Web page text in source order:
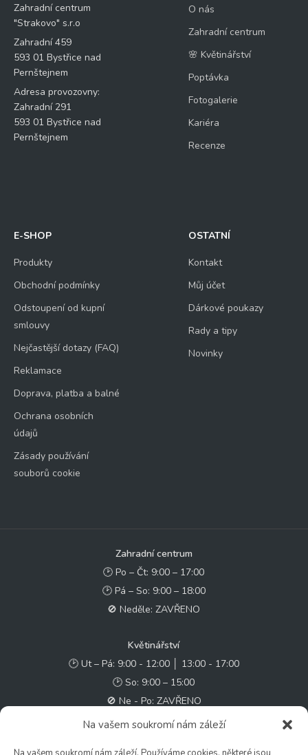
Na vašem soukromí nám záleží
Zahradní centrum
"Strakovo" s.r.o
Zahradní 459
593 01 Bystřice nad
Pernštejnem
Adresa provozovny:
Zahradní 291
593 01 Bystřice nad
Pernštejnem
O nás
Zahradní centrum
🌸 Květinářství
Poptávka
Fotogalerie
Kariéra
Recenze
E-SHOP
Produkty
Obchodní podmínky
Odstoupení od kupní
smlouvy
Nejčastější dotazy (FAQ)
Reklamace
Doprava, platba a balné
Ochrana osobních
údajů
Zásady používání
souborů cookie
OSTATNÍ
Kontakt
Můj účet
Dárkové poukazy
Rady a tipy
Novinky
Zahradní centrum
🕑 Po – Čt: 9:00 – 17:00
🕑 Pá – So: 9:00 – 18:00
🚫 Neděle: ZAVŘENO
Květinářství
🕑 Ut – Pá: 9:00 - 12:00 │ 13:00 - 17:00
🕑 So: 9:00 – 15:00
🚫 Ne - Po: ZAVŘENO